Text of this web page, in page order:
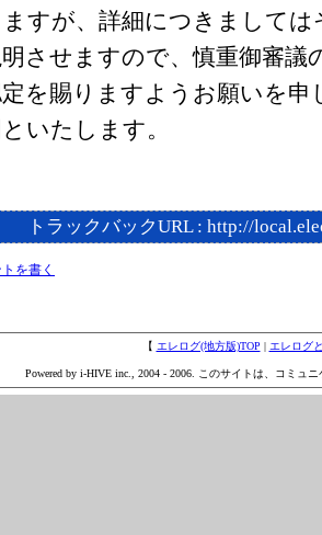
ますが、詳細につきまして
させますので、慎重御審議
を賜りますようお願いを申
いたします。
トラックバックURL : http://
を書く
【 エレログ(地方版)TOP | エレログ
Powered by i-HIVE inc., 2004 - 2006. このサイトは、コミュ